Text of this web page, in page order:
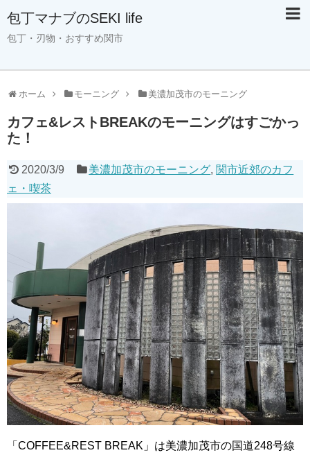
包丁マナブのSEKI life
包丁・刃物・おすすめ関市
ホーム モーニング 美濃加茂市のモーニング
カフェ&レストBREAKのモーニングはすごかっ
た！
2020/3/9 美濃加茂市のモーニング, 関市近郊のカフ
ェ・喫茶
「COFFEE&REST BREAK」は美濃加茂市の国道248号線